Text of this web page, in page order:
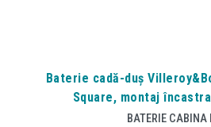
Baterie cadă-duș
Square, montaj
BATERIE CABINA